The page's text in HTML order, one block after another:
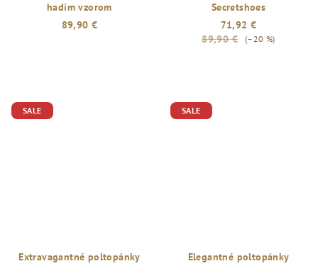
hadím vzorom
89,90 €
Secretshoes
71,92 €
89,90 €
(–20 %)
SALE
Extravagantné poltopánky
SALE
Elegantné poltopánky